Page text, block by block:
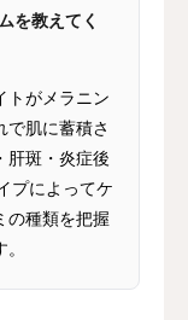
を教えてく
トがメラニン
で肌に蓄積さ
肝斑・炎症後
プによってケ
の種類を把握